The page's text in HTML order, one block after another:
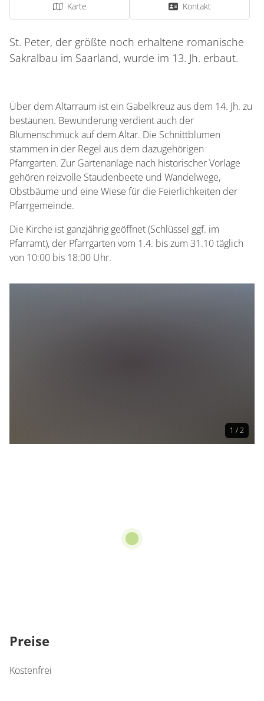
Karte Kontakt
St. Peter, der größte noch erhaltene romanische
Sakralbau im Saarland, wurde im 13. Jh. erbaut.
Über dem Altarraum ist ein Gabelkreuz aus dem 14. Jh. zu
bestaunen. Bewunderung verdient auch der
Blumenschmuck auf dem Altar. Die Schnittblumen
stammen in der Regel aus dem dazugehörigen
Pfarrgarten. Zur Gartenanlage nach historischer Vorlage
gehören reizvolle Staudenbeete und Wandelwege,
Obstbäume und eine Wiese für die Feierlichkeiten der
Pfarrgemeinde.
Die Kirche ist ganzjährig geöffnet (Schlüssel ggf. im
Pfarramt), der Pfarrgarten vom 1.4. bis zum 31.10 täglich
von 10:00 bis 18:00 Uhr.
1 / 2
Preise
Kostenfrei